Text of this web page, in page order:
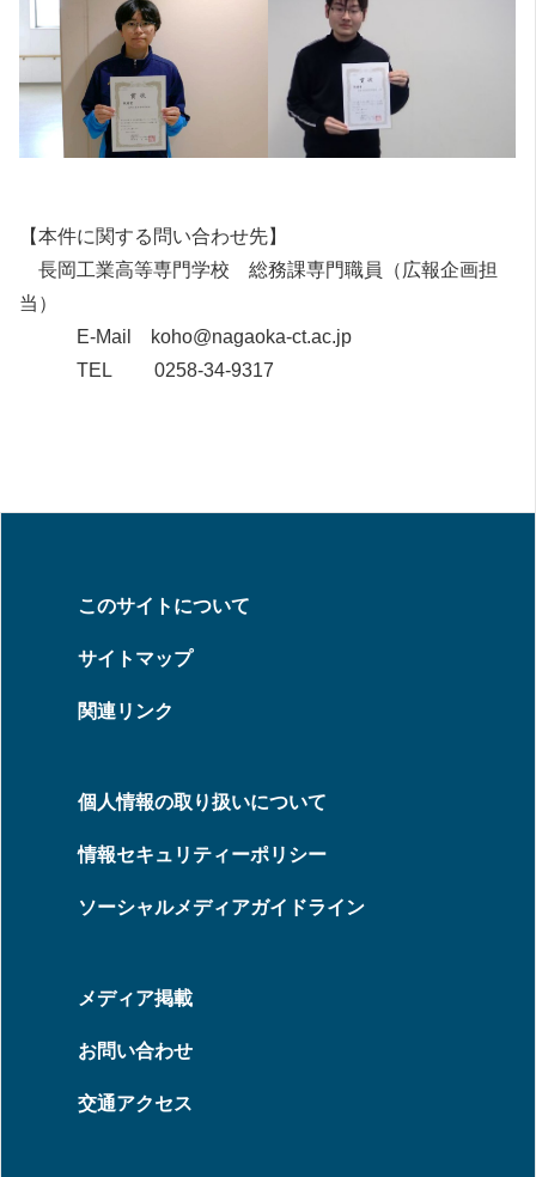
【本件に関する問い合わせ先】
長岡工業高等専門学校 総務課専門職員（広報企画担
当）
E-Mail koho@nagaoka-ct.ac.jp
TEL 0258-34-9317
このサイトについて
サイトマップ
関連リンク
個人情報の取り扱いについて
情報セキュリティーポリシー
ソーシャルメディアガイドライン
メディア掲載
お問い合わせ
交通アクセス